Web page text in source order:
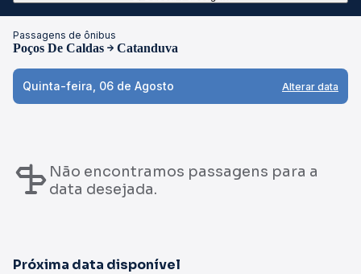
Passagens de ônibus
Poços De Caldas Catanduva
Quinta-feira, 06 de Agosto Alterar data
Não encontramos passagens para a
data desejada.
Próxima data disponível